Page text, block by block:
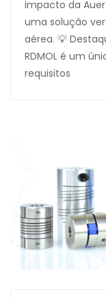
impacto da
uma solução
aérea. 💡
RDMOL é um
requisitos